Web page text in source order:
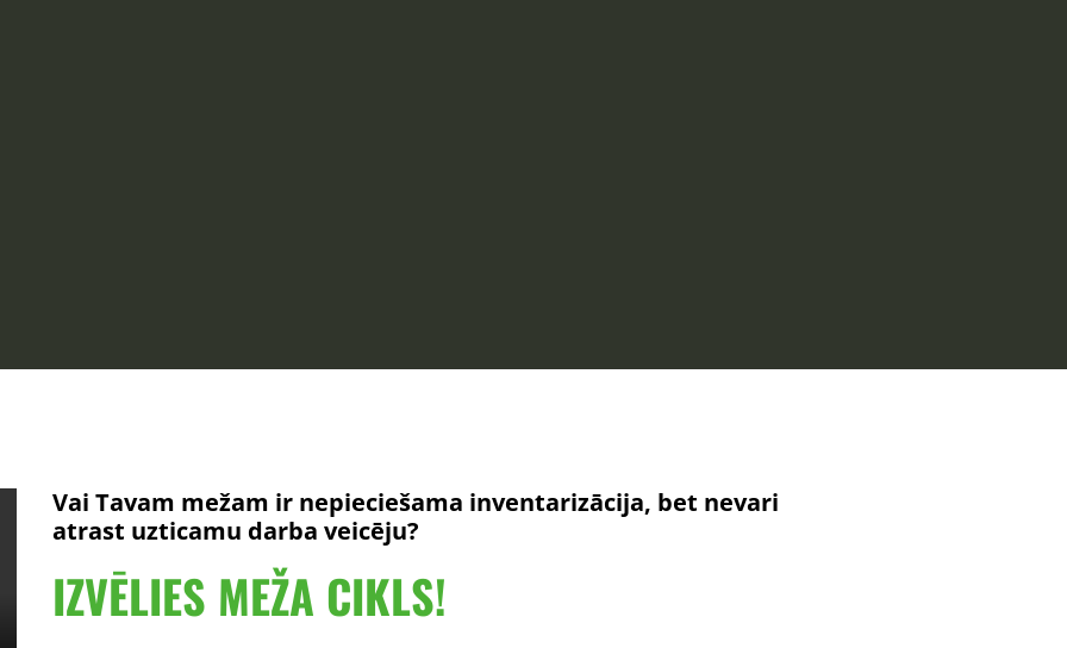
Vai Tavam mežam ir nepieciešama inventarizācija, bet nevari
atrast uzticamu darba veicēju?
IZVĒLIES MEŽA CIKLS!